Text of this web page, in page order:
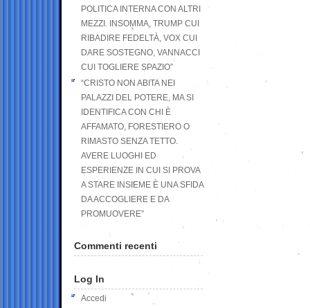
POLITICA INTERNA CON ALTRI
MEZZI. INSOMMA, TRUMP CUI
RIBADIRE FEDELTÀ, VOX CUI
DARE SOSTEGNO, VANNACCI
CUI TOGLIERE SPAZIO”
“CRISTO NON ABITA NEI
PALAZZI DEL POTERE, MA SI
IDENTIFICA CON CHI È
AFFAMATO, FORESTIERO O
RIMASTO SENZA TETTO.
AVERE LUOGHI ED
ESPERIENZE IN CUI SI PROVA
A STARE INSIEME È UNA SFIDA
DA ACCOGLIERE E DA
PROMUOVERE”
Commenti recenti
Log In
Accedi